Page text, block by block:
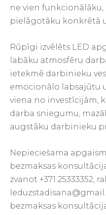
ne vien
pielāgotāku konkrētā
Rūpīgi izvēlēts LED
labāku atmosfēru
ietekmē darbinieku
emocionālo labsajūtu
viena no investīcijām,
darba sniegumu,
augstāku darbinieku
Nepieciešama
bezmaksas
zvanot +371 25333352,
bezmaksas